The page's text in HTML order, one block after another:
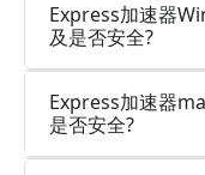
Express加速器
及是否安全?
Express加速器
是否安全?